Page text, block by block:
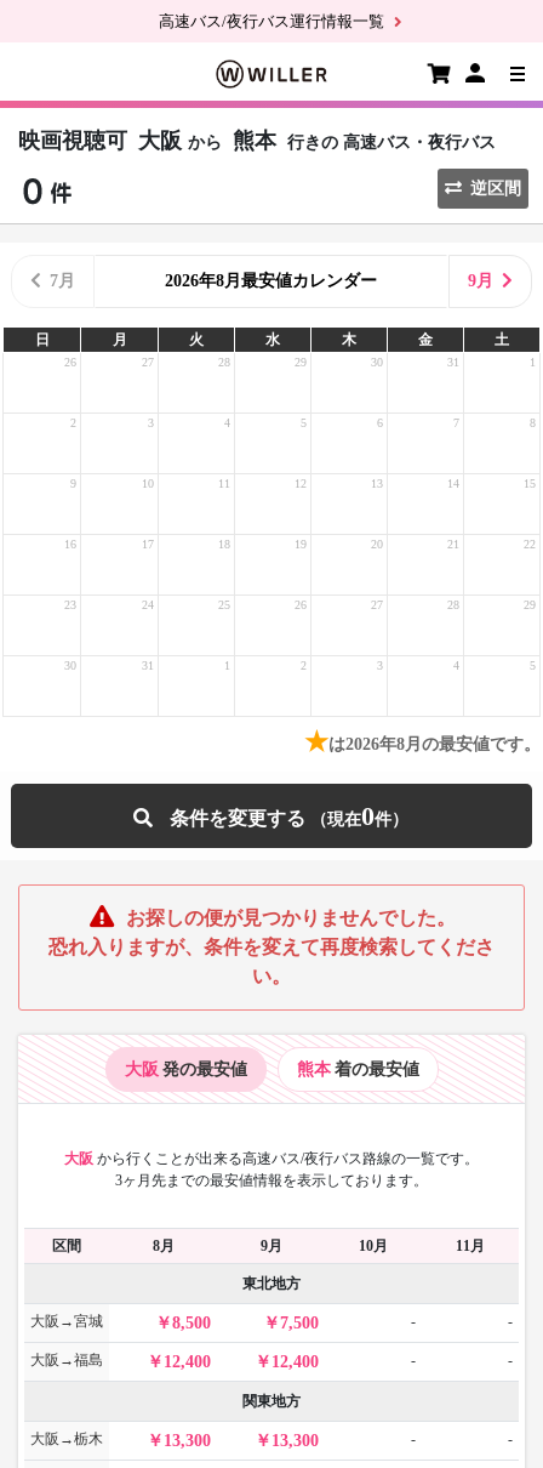
高速バス/夜行バス運行情報一覧
映画視聴可 大阪 から 熊本 行きの 高速バス・夜行バス
逆区間
7月 2026年8月最安値カレンダー 9月
日 月 火 水 木 金 土
26 27 28 29 30 31 1
2 3 4 5 6 7 8
9 10 11 12 13 14 15
16 17 18 19 20 21 22
23 24 25 26 27 28 29
30 31 1 2 3 4 5
★は2026年8月の最安値です。
条件を変更する 0
お探しの便が見つかりませんでした。
恐れ入りますが、条件を変えて再度検索してくださ
い。
大阪 発の最安値 熊本 着の最安値
大阪 から行くことが出来る高速バス/夜行バス路線の一覧です。
3ヶ月先までの最安値情報を表示しております。
区間 8月 9月 10月 11月
東北地方
大阪→宮城 8,500 7,500 - -
大阪→福島 12,400 12,400 - -
関東地方
大阪→栃木 13,300 13,300 - -